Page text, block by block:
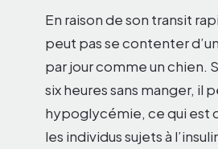
En raison de son transit
peut pas se contenter
par jour comme un chien.
six heures sans manger, il
hypoglycémie, ce qui est
les individus sujets à